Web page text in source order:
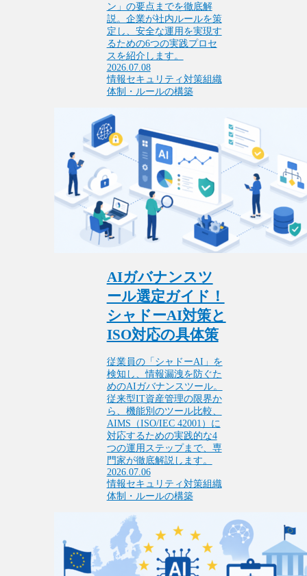
ン」の要点までを徹底解
説。企業が社内ルールを策
定し、安全な運用を実現す
るための6つの実践プロセ
スを紹介します。
2026.07.08
情報セキュリティ対策組織
体制・ルールの構築
AIガバナンスツ
ール選定ガイド！
シャドーAI対策と
ISO対応の具体策
従業員の「シャドーAI」を
検知し、情報漏洩を防ぐた
めのAIガバナンスツール。
従来型IT資産管理の限界か
ら、機能別のツール比較、
AIMS（ISO/IEC 42001）に
対応するための実践的な4
つの運用ステップまで、専
門家が徹底解説します。
2026.07.06
情報セキュリティ対策組織
体制・ルールの構築